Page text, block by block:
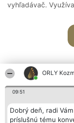
ORLY
09:51
Dobrý deň, radi
príslušnú tému
vyhľadávač.
Organizátor hodnotenia
Bright Side Solutions sp. z o.